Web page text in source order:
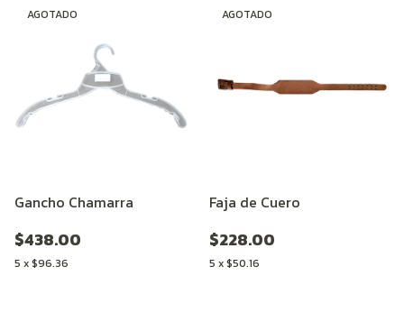
AGOTADO
Gancho Chamarra
$438.00
5 x$96.36
AGOTADO
Faja de Cuero
$228.00
5 x$50.16